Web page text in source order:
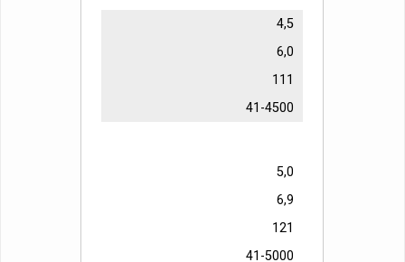
4,5
6,0
111
41-4500
5,0
6,9
121
41-5000